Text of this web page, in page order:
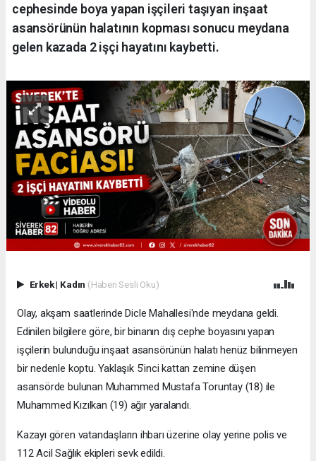
cephesinde boya yapan işçileri taşıyan inşaat
asansörünün halatının kopması sonucu meydana
gelen kazada 2 işçi hayatını kaybetti.
Erkek| Kadın (Haberi Sesli Oku)
Olay, akşam saatlerinde Dicle Mahallesi'nde meydana geldi.
Edinilen bilgilere göre, bir binanın dış cephe boyasını yapan
işçilerin bulunduğu inşaat asansörünün halatı henüz bilinmeyen
bir nedenle koptu. Yaklaşık 5'inci kattan zemine düşen
asansörde bulunan Muhammed Mustafa Toruntay (18) ile
Muhammed Kızılkan (19) ağır yaralandı.
Kazayı gören vatandaşların ihbarı üzerine olay yerine polis ve
112 Acil Sağlık ekipleri sevk edildi.